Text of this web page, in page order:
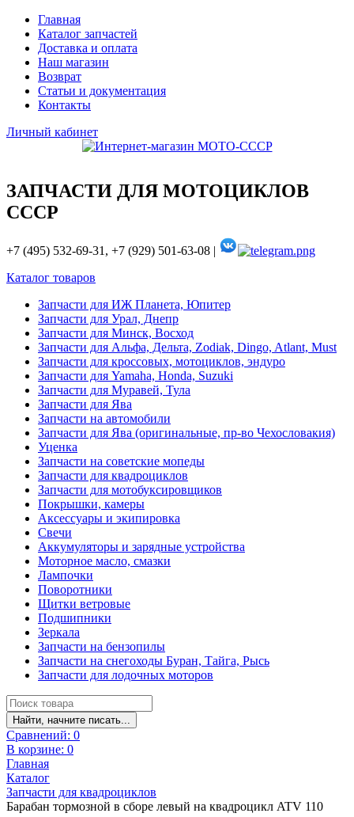
Главная
Каталог запчастей
Доставка и оплата
Наш магазин
Возврат
Статьи и документация
Контакты
Личный кабинет
ЗАПЧАСТИ ДЛЯ МОТОЦИКЛОВ
СССР
+7 (495) 532-69-31, +7 (929) 501-63-08 |
Каталог товаров
Запчасти для ИЖ Планета, Юпитер
Запчасти для Урал, Днепр
Запчасти для Минск, Восход
Запчасти для Альфа, Дельта, Zodiak, Dingo, Atlant, Must
Запчасти для кроссовых, мотоциклов, эндуро
Запчасти для Yamaha, Honda, Suzuki
Запчасти для Муравей, Тула
Запчасти для Ява
Запчасти на автомобили
Запчасти для Ява (оригинальные, пр-во Чехословакия)
Уценка
Запчасти на советские мопеды
Запчасти для квадроциклов
Запчасти для мотобуксировщиков
Покрышки, камеры
Аксессуары и экипировка
Свечи
Аккумуляторы и зарядные устройства
Моторное масло, смазки
Лампочки
Поворотники
Щитки ветровые
Подшипники
Зеркала
Запчасти на бензопилы
Запчасти на снегоходы Буран, Тайга, Рысь
Запчасти для лодочных моторов
Найти, начните писать...
Сравнений: 0
В корзине: 0
Главная
Каталог
Запчасти для квадроциклов
Барабан тормозной в сборе левый на квадроцикл ATV 110